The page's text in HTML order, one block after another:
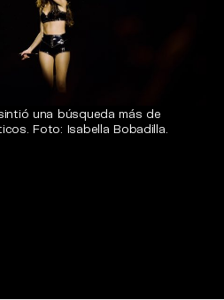
una búsqueda más de
Foto: Isabella Bobadilla.